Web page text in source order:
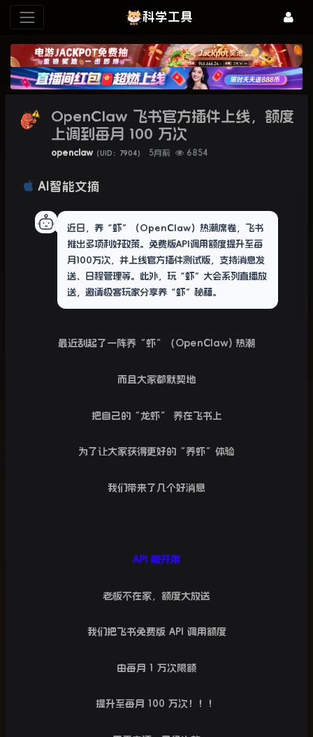
科学工具
OpenClaw 飞书官方插件上线，额度
上调到每月 100 万次
openclaw （UID：7904） 5月前 6854
AI智能文摘
近日，养“虾”（OpenClaw）热潮席卷，飞书
推出多项利好政策。免费版API调用额度提升至每
月100万次，并上线官方插件测试版，支持消息发
送、日程管理等。此外，玩“虾”大会系列直播放
送，邀请极客玩家分享养“虾”秘籍。
最近刮起了一阵养“虾”（ OpenClaw) 热潮
而且大家都默契地
把自己的“龙虾” 养在飞书上
为了让大家获得更好的“养虾”体验
我们带来了几个好消息
API 敞开用
老板不在家，额度大放送
我们把飞书免费版 API 调用额度
由每月 1 万次限额
提升至每月 100 万次！！！